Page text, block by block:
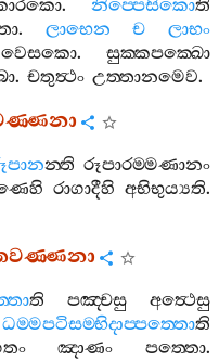
. නිප‍්පෙසිකොති
. ලාභෙන ච
ලාභං
. සුක‍්කපක‍්ඛො
. චතුත්‍ථං උත‍්තානමෙව.
න‍්ති රූපාරම‍්මණානං
රාගාදීහි අභිභුය්‍යති.
ති පඤ‍්චසු
අත්‍ථෙසු
ධම‍්මපටිසම‍්භිදාප‍්පත‍්තොති
ඤාණං පත‍්තො.